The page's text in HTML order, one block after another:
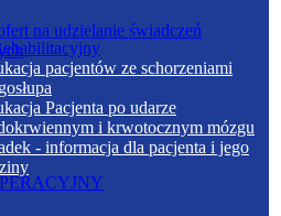
pacjentów ze schorzeniami
Pacjenta po udarze
i krwotocznym mózgu
- informacja dla pacjenta i jego
na udzielanie świadczeń